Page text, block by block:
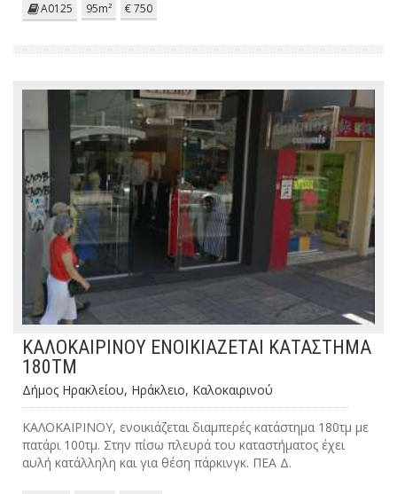
Α0125 95m² € 750
ΚΑΛΟΚΑΙΡΙΝΟΥ ΕΝΟΙΚΙΑΖΕΤΑΙ ΚΑΤΑΣΤΗΜΑ
180ΤΜ
Δήμος Ηρακλείου, Ηράκλειο, Καλοκαιρινού
ΚΑΛΟΚΑΙΡΙΝΟΥ, ενοικιάζεται διαμπερές κατάστημα 180τμ με
πατάρι 100τμ. Στην πίσω πλευρά του καταστήματος έχει
αυλή κατάλληλη και για θέση πάρκινγκ. ΠΕΑ Δ.